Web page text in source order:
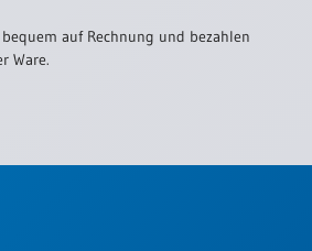
auf Rechnung und bezahlen
Ware.